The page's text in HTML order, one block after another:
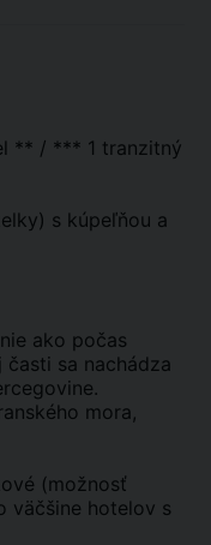
** / *** 1 tranzitný
s kúpeľňou a
ako počas
sa nachádza
mora,
(možnosť
väčšine hotelov s